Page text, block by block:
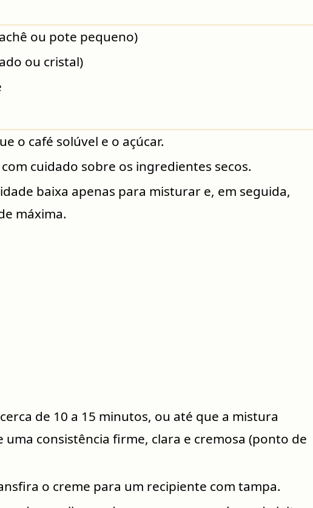
ou pote pequeno)
ou cristal)
o café solúvel e o açúcar.
cuidado sobre os ingredientes secos.
baixa apenas para misturar e, em seguida,
máxima.
de 10 a 15 minutos, ou até que a mistura
consistência firme, clara e cremosa (ponto de
o creme para um recipiente com tampa.